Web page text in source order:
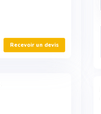
Recevoir un devis